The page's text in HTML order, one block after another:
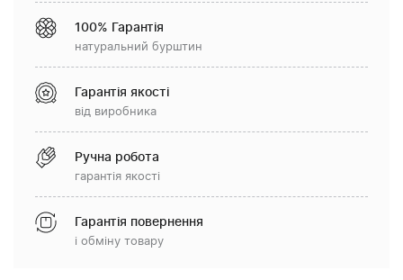
100% Гарантія
натуральний бурштин
Гарантія якості
від виробника
Ручна робота
гарантія якості
Гарантія повернення
і обміну товару